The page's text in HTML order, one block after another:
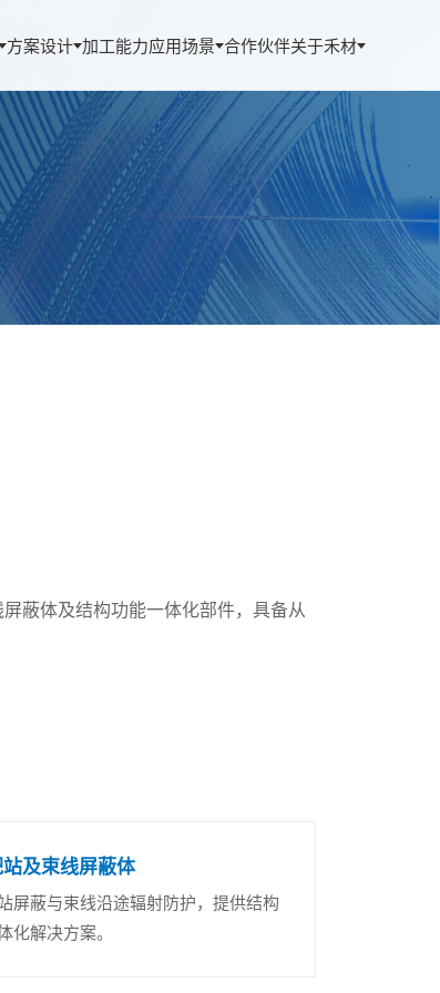
方案设计 加工能力应用场景 合作伙伴关于禾材
蔽体及结构功能一体化部件，具备从
及束线屏蔽体
屏蔽与束线沿途辐射防护，提供结构
化解决方案。